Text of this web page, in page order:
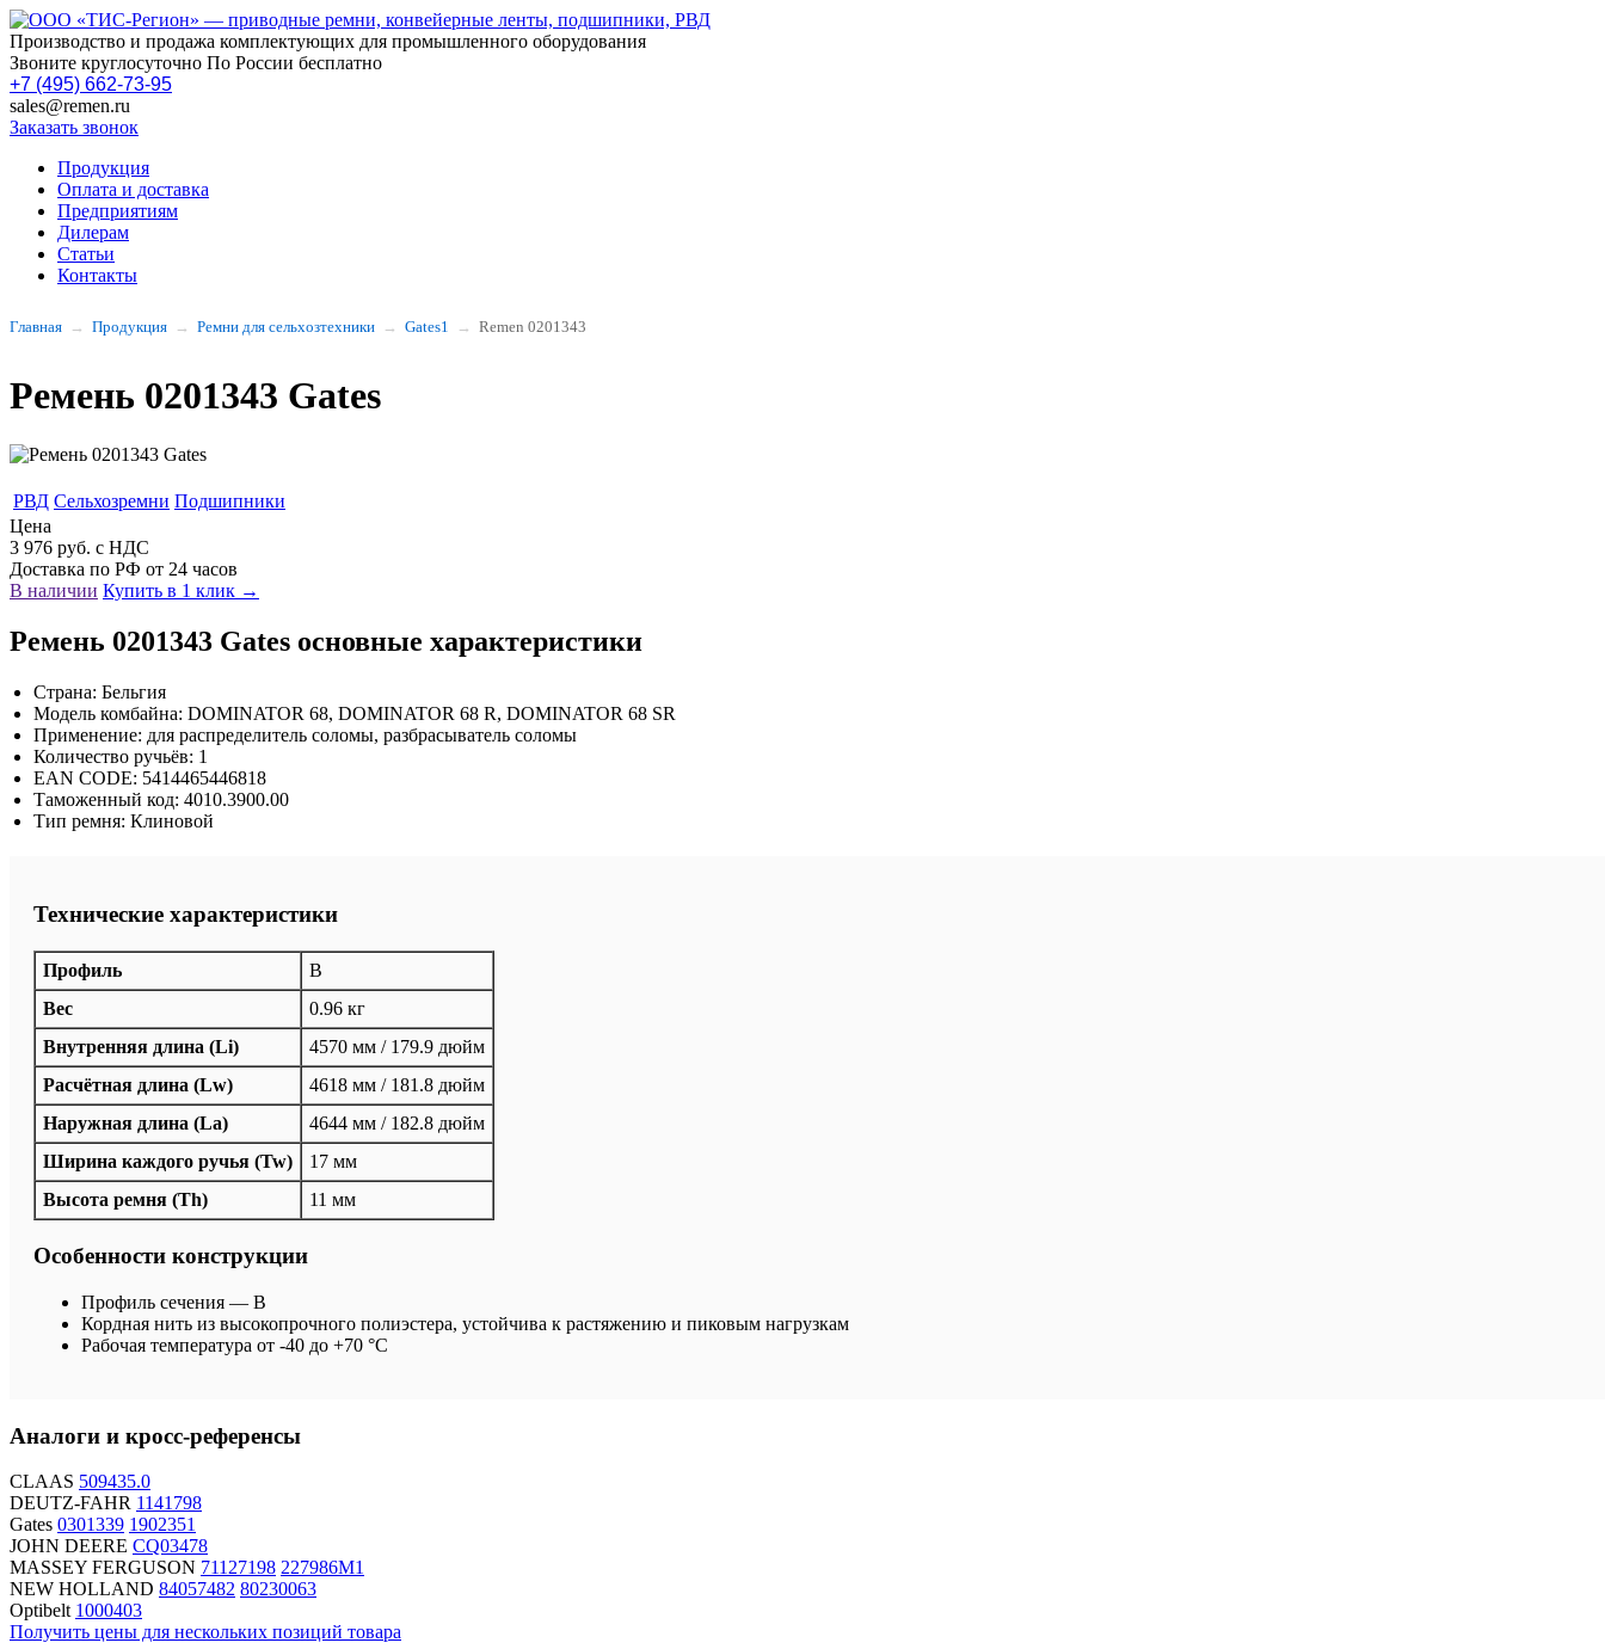
Производство и продажа комплектующих для промышленного оборудования
Звоните круглосуточно По России бесплатно
+7 (495) 662-73-95
sales@remen.ru
Заказать звонок
Продукция
Оплата и доставка
Предприятиям
Дилерам
Статьи
Контакты
Главная Продукция Ремни для сельхозтехники Gates1 Remen 0201343
Ремень 0201343 Gates
РВД Сельхозремни Подшипники
Цена
3 976 руб. с НДС
Доставка по РФ от 24 часов
В наличии Купить в 1 клик →
Ремень 0201343 Gates основные характеристики
Страна: Бельгия
Модель комбайна: DOMINATOR 68, DOMINATOR 68 R, DOMINATOR 68 SR
Применение: для распределитель соломы, разбрасыватель соломы
Количество ручьёв: 1
EAN CODE: 5414465446818
Таможенный код: 4010.3900.00
Тип ремня: Клиновой
Технические характеристики
Профиль
B
Вес
0.96 кг
Внутренняя длина (Li)
4570 мм / 179.9 дюйм
Расчётная длина (Lw)
4618 мм / 181.8 дюйм
Наружная длина (La)
4644 мм / 182.8 дюйм
Ширина каждого ручья (Tw)
17 мм
Высота ремня (Th)
11 мм
Особенности конструкции
Профиль сечения — B
Кордная нить из высокопрочного полиэстера, устойчива к растяжению и пиковым нагрузкам
Рабочая температура от -40 до +70 °C
Аналоги и кросс-референсы
CLAAS 509435.0
DEUTZ-FAHR 1141798
Gates 0301339 1902351
JOHN DEERE CQ03478
MASSEY FERGUSON 71127198 227986M1
NEW HOLLAND 84057482 80230063
Optibelt 1000403
Получить цены для нескольких позиций товара